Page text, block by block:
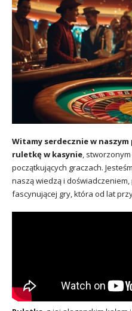
Witamy serdecznie w
ruletkę w kasynie,
początkujących graczach.
naszą wiedzą i
fascynującej gry, która od lat